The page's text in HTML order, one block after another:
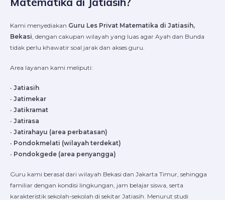
Kami menyediakan Guru Les Privat Matematika di Jatiasih,
Bekasi , dengan cakupan wilayah yang luas agar Ayah dan Bunda
tidak perlu khawatir soal jarak dan akses guru.
Area layanan kami meliputi:
• Jatiasih
• Jatimekar
• Jatikramat
• Jatirasa
• Jatirahayu (area perbatasan)
• Pondokmelati (wilayah terdekat)
• Pondokgede (area penyangga)
Guru kami berasal dari wilayah Bekasi dan Jakarta Timur, sehingga
familiar dengan kondisi lingkungan, jam belajar siswa, serta
karakteristik sekolah-sekolah di sekitar Jatiasih. Menurut studi